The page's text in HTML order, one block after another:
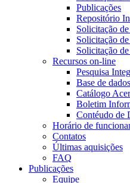
Publicações
Repositório
Solicitação
Solicitação
Solicitação
Recursos on-line
Pesquisa
Base de
Catálogo
Boletim
Contéudo de
Horário de
Contatos
Últimas aquisições
FAQ
Publicações
Equipe